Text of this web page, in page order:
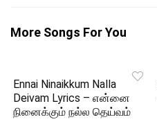
More Songs For You
Ennai Ninaikkum Nalla
Deivam Lyrics – என்னை
நினைக்கும் நல்ல தெய்வம்